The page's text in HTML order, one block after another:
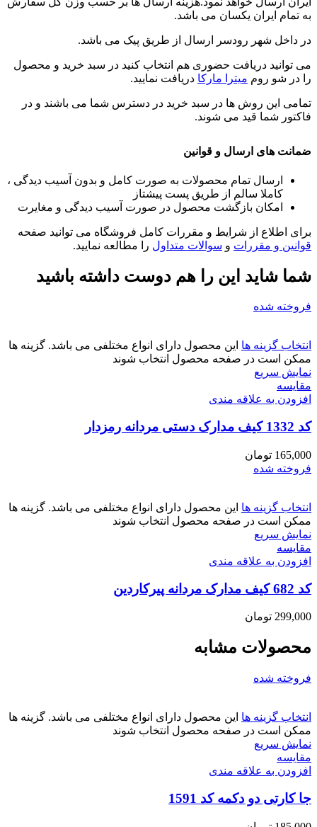
به تمام ایران یکسان می باشد.
در داخل شهر رودسر ارسال از طریق پیک می باشد.
می توانید دریافت حضوری هم انتخاب کنید در سبد خرید و محصول
را در شو روم میترا مارکا دریافت نمایید.
تمامی این روش ها در سبد خرید در دسترس شما می باشند و در
فاکتور شما قید می شوند.
ضمانت های ارسال و قوانین
ارسال تمام محصولات به صورت کامل و بدون آسیب دیدگی ،
کاملا سالم از طریق پست پیشتاز
امکان بازگشت محصول در صورت آسیب دیدگی و مغایرت
برای اطلاع از شرایط و مقررات کامل فروشگاه می توانید صفحه
قوانین و مقررات و سوالات متداول را مطالعه نمایید.
شما شاید این را هم دوست داشته باشید
فروخته شده
انتخاب گزینه ها این محصول دارای انواع مختلفی می باشد. گزینه ها
ممکن است در صفحه محصول انتخاب شوند
نمایش سریع
مقايسه
افزودن به علاقه مندی
کد 1332 کیف مدارک دستی مردانه رمزدار
165,000 تومان
فروخته شده
انتخاب گزینه ها این محصول دارای انواع مختلفی می باشد. گزینه ها
ممکن است در صفحه محصول انتخاب شوند
نمایش سریع
مقايسه
افزودن به علاقه مندی
کد 682 کیف مدارک مردانه پیرکاردین
299,000 تومان
محصولات مشابه
فروخته شده
انتخاب گزینه ها این محصول دارای انواع مختلفی می باشد. گزینه ها
ممکن است در صفحه محصول انتخاب شوند
نمایش سریع
مقايسه
افزودن به علاقه مندی
جا کارتی دو دکمه کد 1591